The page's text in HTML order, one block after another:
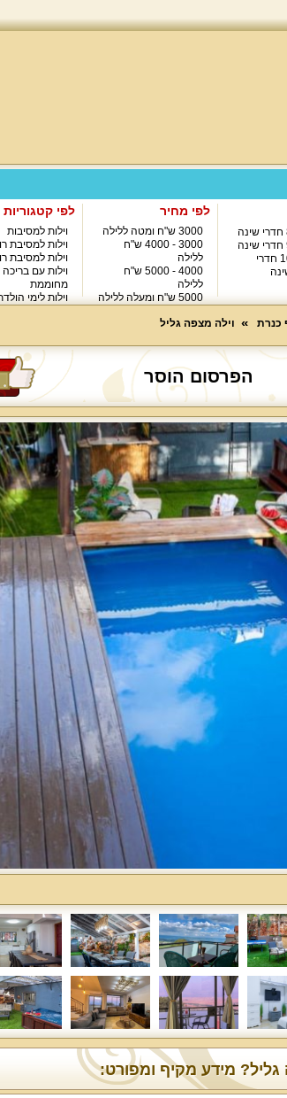
10 חדרי
לפי מחיר
3000 ש"ח ומטה ללילה
3000 - 4000 ש"ח
ללילה
4000 - 5000 ש"ח
ללילה
5000 ש"ח ומעלה ללילה
לפי קטגוריות
וילות למסיבות
וילות למסיבת
וילות למסיבת
וילות עם בריכה
מחוממת
וילות לימי
כנרת וילה מצפה גליל
הפרסום הוסר
מידע מקיף ומפורט: